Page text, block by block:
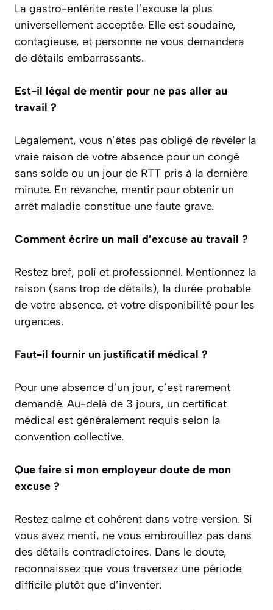
La gastro-entérite reste l’excuse la plus
universellement acceptée. Elle est soudaine,
contagieuse, et personne ne vous demandera
de détails embarrassants.
Est-il légal de mentir pour ne pas aller au
travail ?
Légalement, vous n’êtes pas obligé de révéler la
vraie raison de votre absence pour un congé
sans solde ou un jour de RTT pris à la dernière
minute. En revanche, mentir pour obtenir un
arrêt maladie constitue une faute grave.
Comment écrire un mail d’excuse au travail ?
Restez bref, poli et professionnel. Mentionnez la
raison (sans trop de détails), la durée probable
de votre absence, et votre disponibilité pour les
urgences.
Faut-il fournir un justificatif médical ?
Pour une absence d’un jour, c’est rarement
demandé. Au-delà de 3 jours, un certificat
médical est généralement requis selon la
convention collective.
Que faire si mon employeur doute de mon
excuse ?
Restez calme et cohérent dans votre version. Si
vous avez menti, ne vous embrouillez pas dans
des détails contradictoires. Dans le doute,
reconnaissez que vous traversez une période
difficile plutôt que d’inventer.